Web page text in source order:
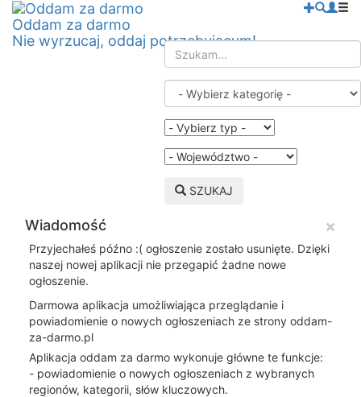
Oddam za darmo
Nie wyrzucaj, oddaj potrzebującym!
SZUKAJ
×
Wiadomość
Przyjechałeś późno :( ogłoszenie zostało usunięte. Dzięki
naszej nowej aplikacji nie przegapić żadne nowe
ogłoszenie.
Darmowa aplikacja umożliwiająca przeglądanie i
powiadomienie o nowych ogłoszeniach ze strony oddam-
za-darmo.pl
Aplikacja oddam za darmo wykonuje główne te funkcje:
- powiadomienie o nowych ogłoszeniach z wybranych
regionów, kategorii, słów kluczowych.